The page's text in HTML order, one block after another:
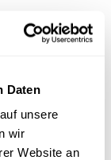
Daten
unsere
wir
Website an